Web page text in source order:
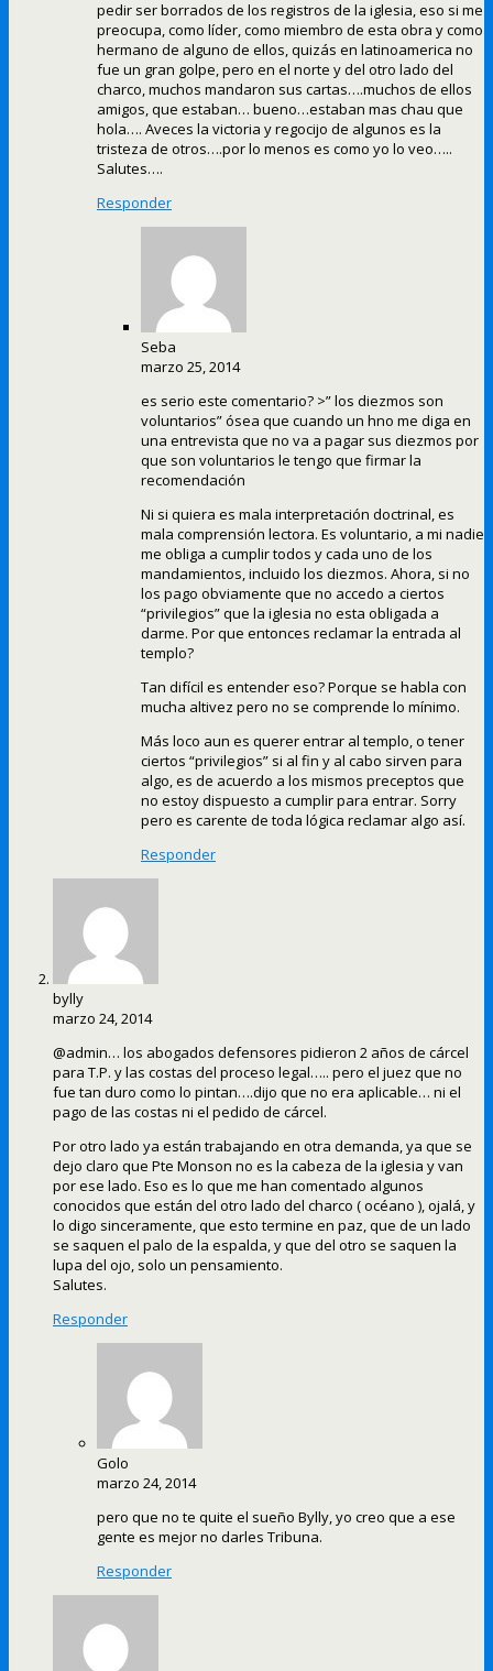
pedir ser borrados de los registros de la iglesia, eso si me
preocupa, como líder, como miembro de esta obra y como
hermano de alguno de ellos, quizás en latinoamerica no
fue un gran golpe, pero en el norte y del otro lado del
charco, muchos mandaron sus cartas….muchos de ellos
amigos, que estaban… bueno…estaban mas chau que
hola…. Aveces la victoria y regocijo de algunos es la
tristeza de otros….por lo menos es como yo lo veo…..
Salutes….
Responder
Seba
marzo 25, 2014
es serio este comentario? >” los diezmos son
voluntarios” ósea que cuando un hno me diga en
una entrevista que no va a pagar sus diezmos por
que son voluntarios le tengo que firmar la
recomendación
Ni si quiera es mala interpretación doctrinal, es
mala comprensión lectora. Es voluntario, a mi nadie
me obliga a cumplir todos y cada uno de los
mandamientos, incluido los diezmos. Ahora, si no
los pago obviamente que no accedo a ciertos
“privilegios” que la iglesia no esta obligada a
darme. Por que entonces reclamar la entrada al
templo?
Tan difícil es entender eso? Porque se habla con
mucha altivez pero no se comprende lo mínimo.
Más loco aun es querer entrar al templo, o tener
ciertos “privilegios” si al fin y al cabo sirven para
algo, es de acuerdo a los mismos preceptos que
no estoy dispuesto a cumplir para entrar. Sorry
pero es carente de toda lógica reclamar algo así.
Responder
bylly
marzo 24, 2014
@admin… los abogados defensores pidieron 2 años de cárcel
para T.P. y las costas del proceso legal….. pero el juez que no
fue tan duro como lo pintan….dijo que no era aplicable… ni el
pago de las costas ni el pedido de cárcel.
Por otro lado ya están trabajando en otra demanda, ya que se
dejo claro que Pte Monson no es la cabeza de la iglesia y van
por ese lado. Eso es lo que me han comentado algunos
conocidos que están del otro lado del charco ( océano ), ojalá, y
lo digo sinceramente, que esto termine en paz, que de un lado
se saquen el palo de la espalda, y que del otro se saquen la
lupa del ojo, solo un pensamiento.
Salutes.
Responder
Golo
marzo 24, 2014
pero que no te quite el sueño Bylly, yo creo que a ese
gente es mejor no darles Tribuna.
Responder